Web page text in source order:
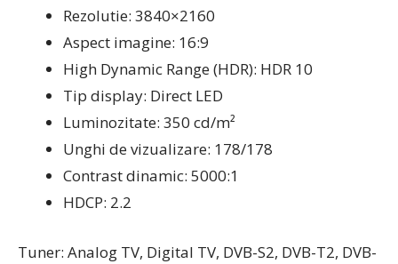
Rezolutie: 3840×2160
Aspect imagine: 16:9
High Dynamic Range (HDR): HDR 10
Tip display: Direct LED
Luminozitate: 350 cd/m²
Unghi de vizualizare: 178/178
Contrast dinamic: 5000:1
HDCP: 2.2
Tuner: Analog TV, Digital TV, DVB-S2, DVB-T2, DVB-